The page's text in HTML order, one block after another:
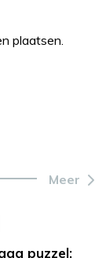
plaatsen.
Meer
puzzel: